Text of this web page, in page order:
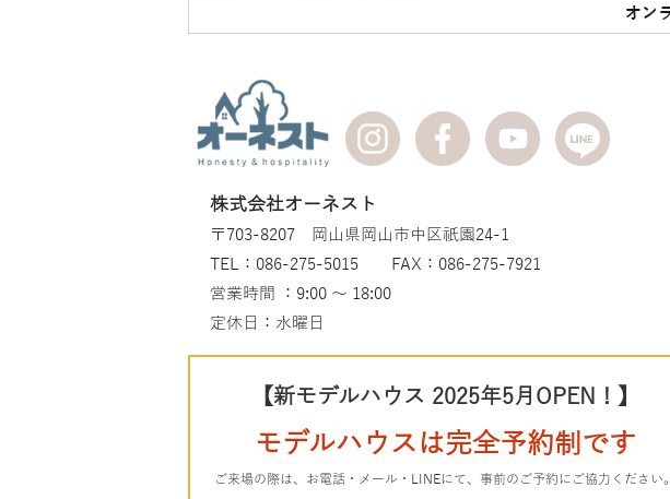
株式会社オーネスト
〒703-8207 岡山県岡山市中区祇園24-1
TEL：086-275-5015 FAX：086-275-7921
営業時間 ：9:00 ～ 18:00
定休日：水曜日
【新モデルハウス 2025年5月OPEN！】
モデルハウスは完全予約制です
ご来場の際は、お電話・メール・LINEにて、事前のご予約にご協力ください。